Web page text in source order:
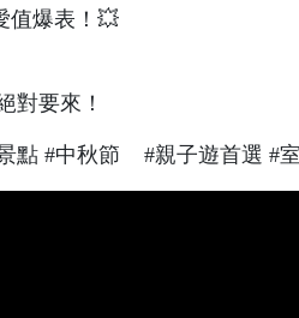
值爆表！💥
對要來！
點 #中秋節 #親子遊首選 #